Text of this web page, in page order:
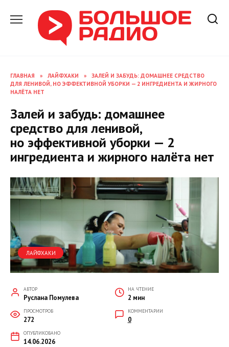
содержанию
ГЛАВНАЯ » ЛАЙФХАКИ »
ЗАЛЕЙ И ЗАБУДЬ: ДОМАШНЕЕ СРЕДСТВО
ДЛЯ ЛЕНИВОЙ, НО ЭФФЕКТИВНОЙ УБОРКИ — 2 ИНГРЕДИЕНТА И ЖИРНОГО
НАЛЁТА НЕТ
Залей и забудь: домашнее
средство для ленивой,
но эффективной уборки — 2
ингредиента и жирного налёта нет
ЛАЙФХАКИ
АВТОР
Руслана Помулева
НА ЧТЕНИЕ
2 мин
ПРОСМОТРОВ
272
КОММЕНТАРИИ
0
ОПУБЛИКОВАНО
14.06.2026